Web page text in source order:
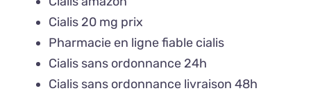
Cialis 20 mg prix
Pharmacie en ligne fiable cialis
Cialis sans ordonnance 24h
Cialis sans ordonnance livraison 48h